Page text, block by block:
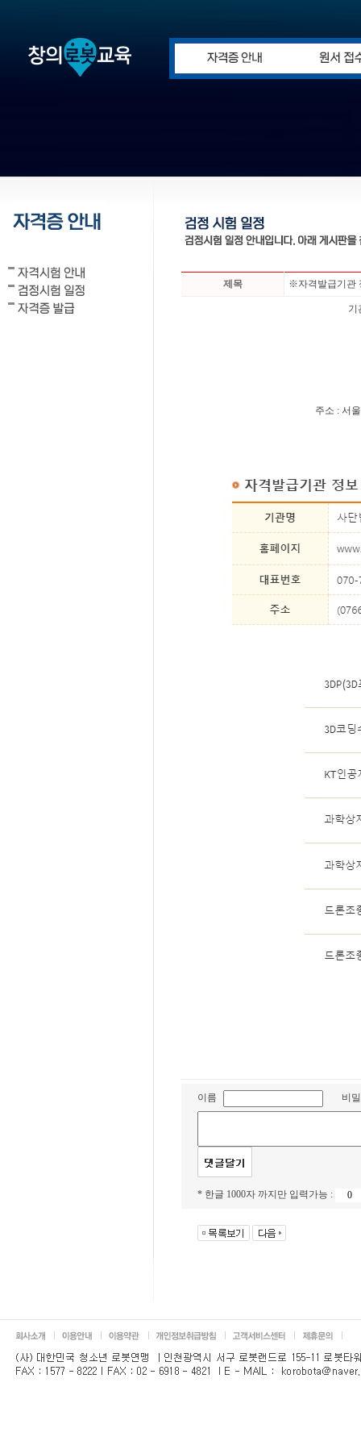
제목 ※자격발급기관
기
주소 : 서
이름 비
* 한글 1000자 까지만 입력가능 :